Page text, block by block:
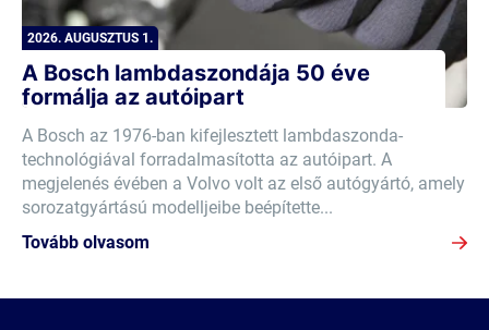
2026. AUGUSZTUS 1.
A Bosch lambdaszondája 50 éve
formálja az autóipart
A Bosch az 1976-ban kifejlesztett lambdaszonda-
technológiával forradalmasította az autóipart. A
megjelenés évében a Volvo volt az első autógyártó, amely
sorozatgyártású modelljeibe beépítette...
Tovább olvasom